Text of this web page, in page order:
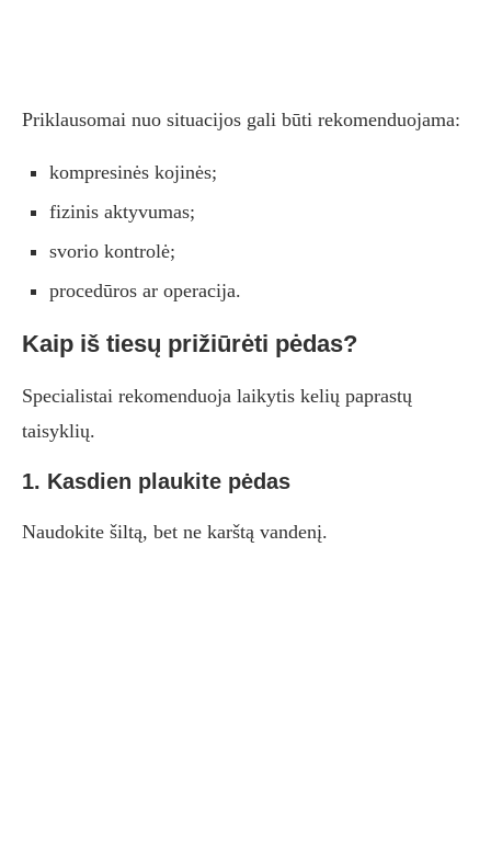
Priklausomai nuo situacijos gali būti rekomenduojama:
kompresinės kojinės;
fizinis aktyvumas;
svorio kontrolė;
procedūros ar operacija.
Kaip iš tiesų prižiūrėti pėdas?
Specialistai rekomenduoja laikytis kelių paprastų
taisyklių.
1. Kasdien plaukite pėdas
Naudokite šiltą, bet ne karštą vandenį.